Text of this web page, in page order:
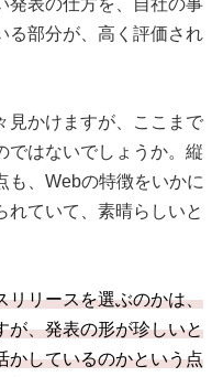
る部分が、高く評価され
見かけますが、ここまで
ではないでしょうか。縦
も、Webの特徴をいかに
れていて、素晴らしいと
リリースを選ぶのかは、
が、発表の形が珍しいと
かしているのかという点